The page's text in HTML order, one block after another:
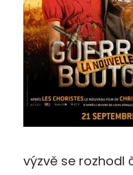
výzvě se rozhodl